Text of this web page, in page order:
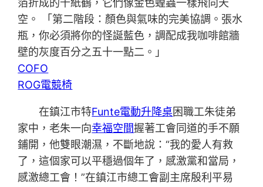
箔折成的千紙鶴，它們像金色蝗蟲一樣飛向天
空。 「第二階段：顏色與氣味的完美協調。張水
瓶，你必須將你的怪誕藍色，調配成我咖啡館牆
壁的灰度百分之五十一點二。」
COFO
ROG電競椅
在鎮江市特Funte電動升降桌困職工朱徒弟
家中，老朱一向幸福空間握著工會同道的手不願
鋪開，他雙眼潮濕，不斷地說：“我的愛人有救
了，這個家可以平穩過個年了，感激黨和當局，
感激總工會！”在鎮江市總工會副主席殷利平易